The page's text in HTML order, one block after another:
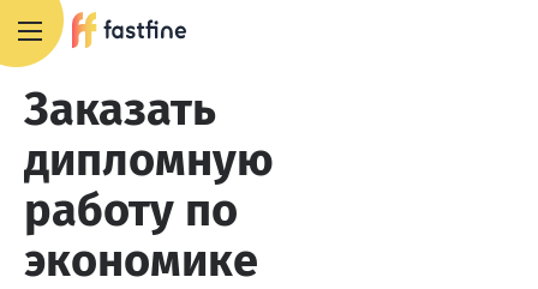
Заказать
дипломную
работу по
экономике